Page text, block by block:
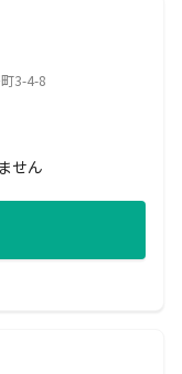
3-4-8
せん